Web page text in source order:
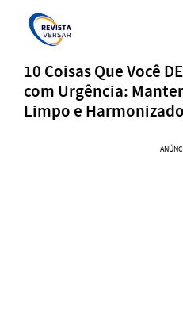
10 Coisas Que Você
com Urgência:
Limpo e Harmonizado